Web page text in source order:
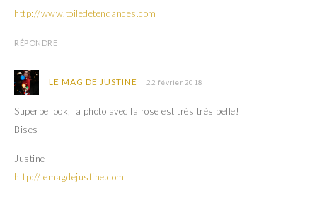
http://www.toiledetendances.com
RÉPONDRE
LE MAG DE JUSTINE 22 février 2018
Superbe look, la photo avec la rose est très très belle!
Bises
Justine
http://lemagdejustine.com